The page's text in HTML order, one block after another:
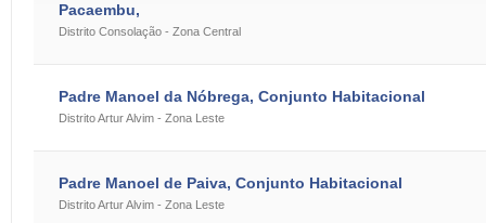
Pacaembu,
Distrito Consolação - Zona Central
Padre Manoel da Nóbrega, Conjunto Habitacional
Distrito Artur Alvim - Zona Leste
Padre Manoel de Paiva, Conjunto Habitacional
Distrito Artur Alvim - Zona Leste